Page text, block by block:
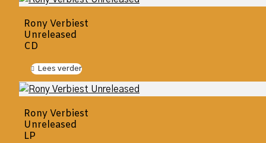
Rony Verbiest
Unreleased
CD
Lees verder
Rony Verbiest
Unreleased
LP